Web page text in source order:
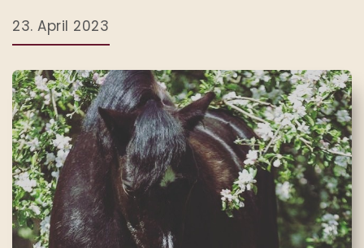
23. April 2023